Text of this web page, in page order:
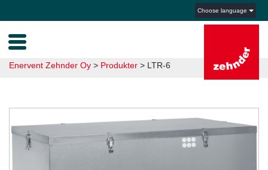
Choose language
Enervent Zehnder Oy > Produkter > LTR-6